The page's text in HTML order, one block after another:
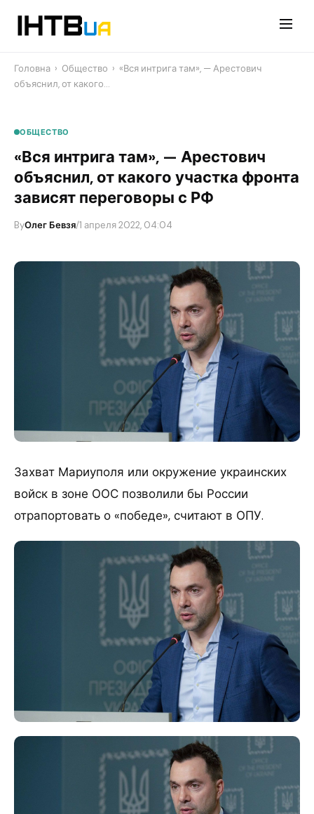
Головна › Общество › «Вся интрига там», — Арестович
объяснил, от какого…
ОБЩЕСТВО
«Вся интрига там», — Арестович
объяснил, от какого участка фронта
зависят переговоры с РФ
ByОлег Бевзя/1 апреля 2022, 04:04
Захват Мариуполя или окружение украинских
войск в зоне ООС позволили бы России
отрапортовать о «победе», считают в ОПУ.